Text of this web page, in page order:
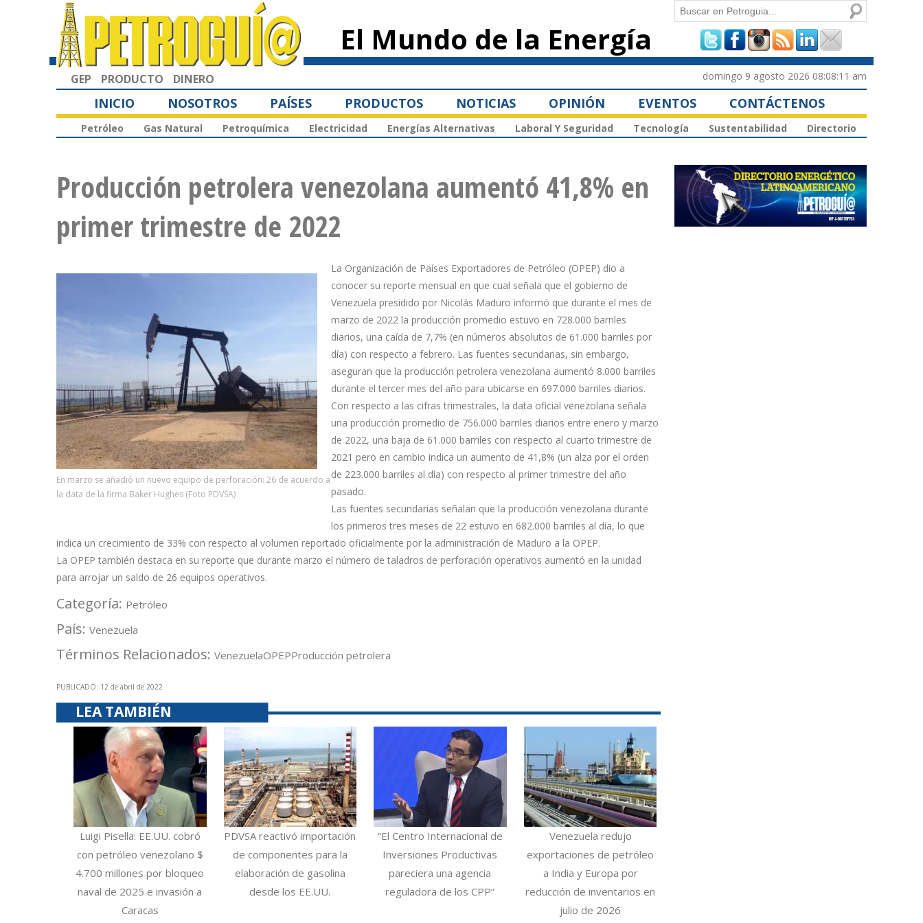
principal
El Mundo de la Energía
Formulario de
búsqueda
Buscar
GEP PRODUCTO DINERO domingo 9 agosto 2026 08:08:11 am
INICIO NOSOTROS PAÍSES PRODUCTOS NOTICIAS OPINIÓN EVENTOS CONTÁCTENOS
Petróleo Gas Natural Petroquímica Electricidad Energías Alternativas Laboral Y Seguridad Tecnología Sustentabilidad Directorio
Producción petrolera venezolana aumentó 41,8% en
primer trimestre de 2022
En marzo se añadió un nuevo equipo de perforación: 26 de acuerdo a
la data de la firma Baker Hughes (Foto PDVSA)
La Organización de Países Exportadores de Petróleo (OPEP) dio a
conocer su reporte mensual en que cual señala que el gobierno de
Venezuela presidido por Nicolás Maduro informó que durante el mes de
marzo de 2022 la producción promedio estuvo en 728.000 barriles
diarios, una caída de 7,7% (en números absolutos de 61.000 barriles por
día) con respecto a febrero. Las fuentes secundarias, sin embargo,
aseguran que la producción petrolera venezolana aumentó 8.000 barriles
durante el tercer mes del año para ubicarse en 697.000 barriles diarios.
Con respecto a las cifras trimestrales, la data oficial venezolana señala
una producción promedio de 756.000 barriles diarios entre enero y marzo
de 2022, una baja de 61.000 barriles con respecto al cuarto trimestre de
2021 pero en cambio indica un aumento de 41,8% (un alza por el orden
de 223.000 barriles al día) con respecto al primer trimestre del año
pasado.
Las fuentes secundarias señalan que la producción venezolana durante
los primeros tres meses de 22 estuvo en 682.000 barriles al día, lo que
indica un crecimiento de 33% con respecto al volumen reportado oficialmente por la administración de Maduro a la OPEP.
La OPEP también destaca en su reporte que durante marzo el número de taladros de perforación operativos aumentó en la unidad
para arrojar un saldo de 26 equipos operativos.
Categoría: Petróleo
País: Venezuela
Términos Relacionados: VenezuelaOPEPProducción petrolera
PUBLICADO: 12 de abril de 2022
LEA TAMBIÉN
Luigi Pisella: EE.UU. cobró
con petróleo venezolano $
4.700 millones por bloqueo
naval de 2025 e invasión a
Caracas
PDVSA reactivó importación
de componentes para la
elaboración de gasolina
desde los EE.UU.
“El Centro Internacional de
Inversiones Productivas
pareciera una agencia
reguladora de los CPP”
Venezuela redujo
exportaciones de petróleo
a India y Europa por
reducción de inventarios en
julio de 2026